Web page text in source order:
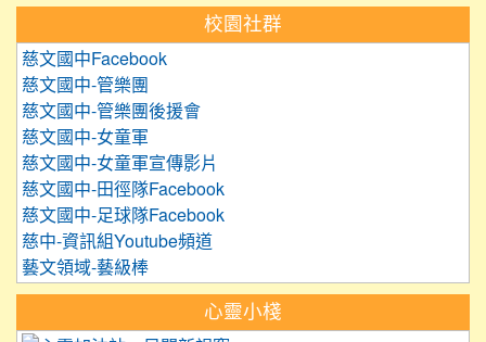
校園社群
慈文國中Facebook
慈文國中-管樂團
慈文國中-管樂團後援會
慈文國中-女童軍
慈文國中-女童軍宣傳影片
慈文國中-田徑隊Facebook
慈文國中-足球隊Facebook
慈中-資訊組Youtube頻道
藝文領域-藝級棒
心靈小棧